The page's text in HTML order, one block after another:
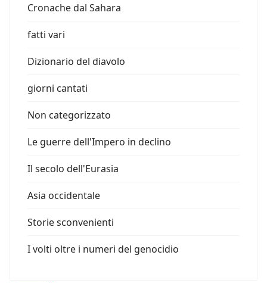
Cronache dal Sahara
fatti vari
Dizionario del diavolo
giorni cantati
Non categorizzato
Le guerre dell'Impero in declino
Il secolo dell'Eurasia
Asia occidentale
Storie sconvenienti
I volti oltre i numeri del genocidio